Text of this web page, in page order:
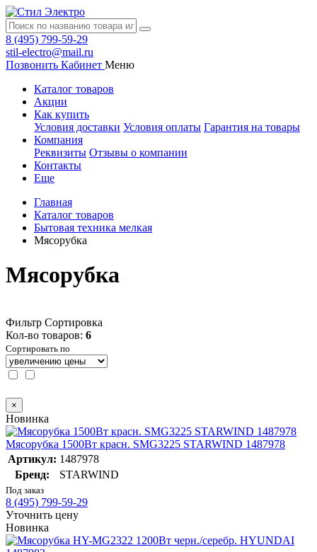
8 (495) 799-59-29
stil-electro@mail.ru
Позвонить Кабинет Меню
Каталог товаров
Акции
Как купить
Условия доставки Условия оплаты Гарантия на товары
Компания
Реквизиты Отзывы о компании
Контакты
Еще
Главная
Каталог товаров
Бытовая техника мелкая
Мясорубка
Мясорубка
Фильтр Сортировка
Кол-во товаров: 6
Сортировать по
×
Новинка
Мясорубка 1500Вт красн. SMG3225 STARWIND 1487978
Артикул: 1487978
Бренд:
STARWIND
Под заказ
8 (495) 799-59-29
Уточнить цену
Новинка